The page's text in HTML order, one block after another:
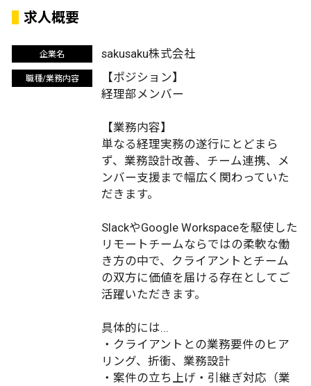
求人概要
企業名 sakusaku株式会社
職種/業務内容
【ポジション】
経理部メンバー
【業務内容】
単なる経理実務の遂行にとどまら
ず、業務設計改善、チーム連携、メ
ンバー支援まで幅広く関わっていた
だきます。
SlackやGoogle Workspaceを駆使した
リモートチームならではの柔軟な働
き方の中で、クライアントとチーム
の双方に価値を届ける存在としてご
活躍いただきます。
具体的には...
・クライアントとの業務要件のヒア
リング、折衝、業務設計
・案件の立ち上げ・引継ぎ対応（業